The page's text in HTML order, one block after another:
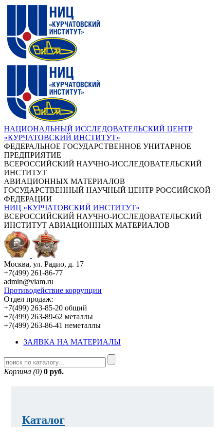
НАЦИОНАЛЬНЫЙ ИССЛЕДОВАТЕЛЬСКИЙ ЦЕНТР
«КУРЧАТОВСКИЙ ИНСТИТУТ»
ФЕДЕРАЛЬНОЕ ГОСУДАРСТВЕННОЕ УНИТАРНОЕ
ПРЕДПРИЯТИЕ
ВСЕРОССИЙСКИЙ НАУЧНО-ИССЛЕДОВАТЕЛЬСКИЙ
ИНСТИТУТ
АВИАЦИОННЫХ МАТЕРИАЛОВ
ГОСУДАРСТВЕННЫЙ НАУЧНЫЙ ЦЕНТР РОССИЙСКОЙ
ФЕДЕРАЦИИ
НИЦ «КУРЧАТОВСКИЙ ИНСТИТУТ»
ВСЕРОССИЙСКИЙ НАУЧНО-ИССЛЕДОВАТЕЛЬСКИЙ
ИНСТИТУТ АВИАЦИОННЫХ МАТЕРИАЛОВ
Москва, ул. Радио, д. 17
+7(499) 261-86-77
admin@viam.ru
Противодействие коррупции
Отдел продаж:
+7(499) 263-85-20 общий
+7(499) 263-89-62 металлы
+7(499) 263-86-41 неметаллы
ЗАЯВКА НА МАТЕРИАЛЫ
Корзина (0) 0 руб.
Каталог